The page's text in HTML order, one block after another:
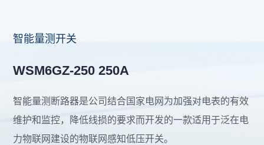
智能量测开关
WSM6GZ-250 250A
智能量测断路器是公司结合国家电网为加强对电表的有效
维护和监控，降低线损的要求而开发的一款适用于泛在电
力物联网建设的物联网感知低压开关。